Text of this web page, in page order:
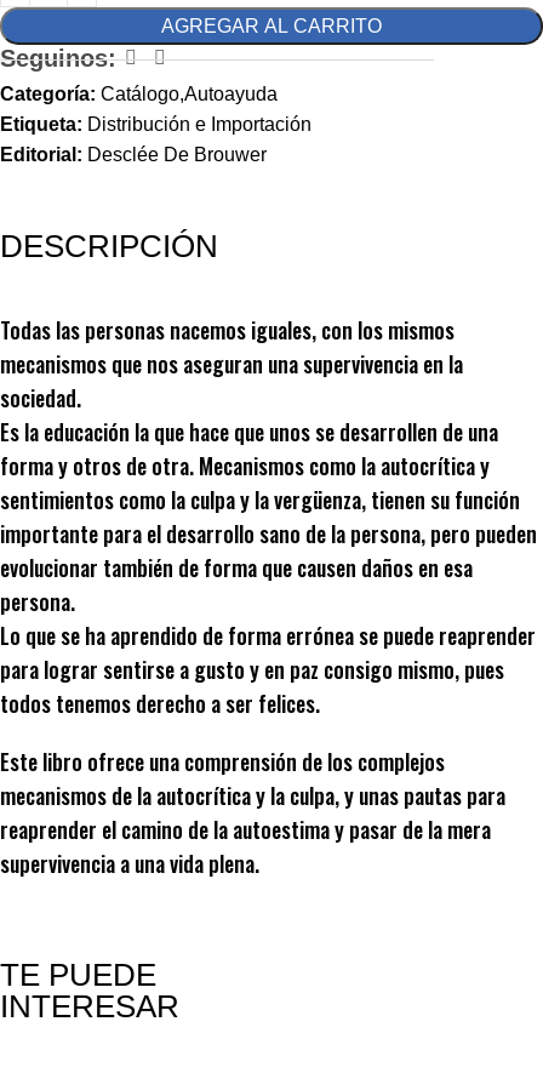
AGREGAR AL CARRITO
Seguinos:
Categoría: Catálogo,Autoayuda
Etiqueta: Distribución e Importación
Editorial: Desclée De Brouwer
DESCRIPCIÓN
Todas las personas nacemos iguales, con los mismos
mecanismos que nos aseguran una supervivencia en la
sociedad.
Es la educación la que hace que unos se desarrollen de una
forma y otros de otra. Mecanismos como la autocrítica y
sentimientos como la culpa y la vergüenza, tienen su función
importante para el desarrollo sano de la persona, pero pueden
evolucionar también de forma que causen daños en esa
persona.
Lo que se ha aprendido de forma errónea se puede reaprender
para lograr sentirse a gusto y en paz consigo mismo, pues
todos tenemos derecho a ser felices.
Este libro ofrece una comprensión de los complejos
mecanismos de la autocrítica y la culpa, y unas pautas para
reaprender el camino de la autoestima y pasar de la mera
supervivencia a una vida plena.
TE PUEDE
INTERESAR